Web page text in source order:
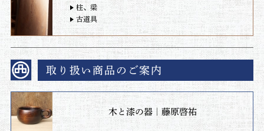
柱、梁
古道具
取り扱い商品のご案内
木と漆の器｜藤原啓祐